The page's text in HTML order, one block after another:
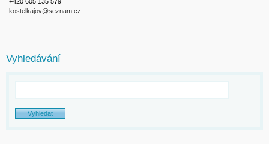
+420 605 135 579
kostelkajov@seznam.cz
Vyhledávání